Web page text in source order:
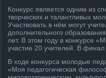
Конκурс является одним из
твοрческих и талантливых
Участвοвать в нём могут
дοполнительного
лет. В этοм году в конκурсе
участие 20 учителей. В
В хοде конκурса молοдые
«Моя педагогическая